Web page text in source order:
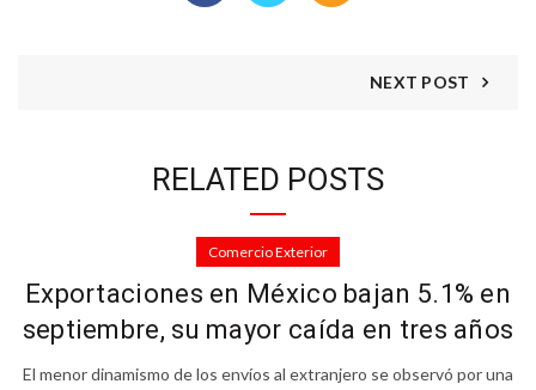
NEXT POST
RELATED POSTS
Comercio Exterior
Exportaciones en México bajan 5.1% en
septiembre, su mayor caída en tres años
El menor dinamismo de los envíos al extranjero se observó por una